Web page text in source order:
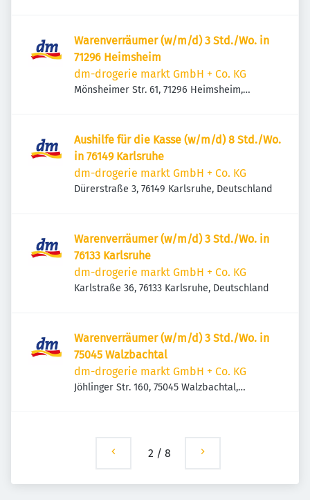
Warenverräumer (w/m/d) 3 Std./Wo. in
71296 Heimsheim
dm-drogerie markt GmbH + Co. KG
Mönsheimer Str. 61, 71296 Heimsheim,
Aushilfe für die Kasse (w/m/d) 8 Std./Wo.
in 76149 Karlsruhe
dm-drogerie markt GmbH + Co. KG
Dürerstraße 3, 76149 Karlsruhe, Deutschland
Warenverräumer (w/m/d) 3 Std./Wo. in
76133 Karlsruhe
dm-drogerie markt GmbH + Co. KG
Karlstraße 36, 76133 Karlsruhe, Deutschland
Warenverräumer (w/m/d) 3 Std./Wo. in
75045 Walzbachtal
dm-drogerie markt GmbH + Co. KG
Jöhlinger Str. 160, 75045 Walzbachtal,
2 / 8